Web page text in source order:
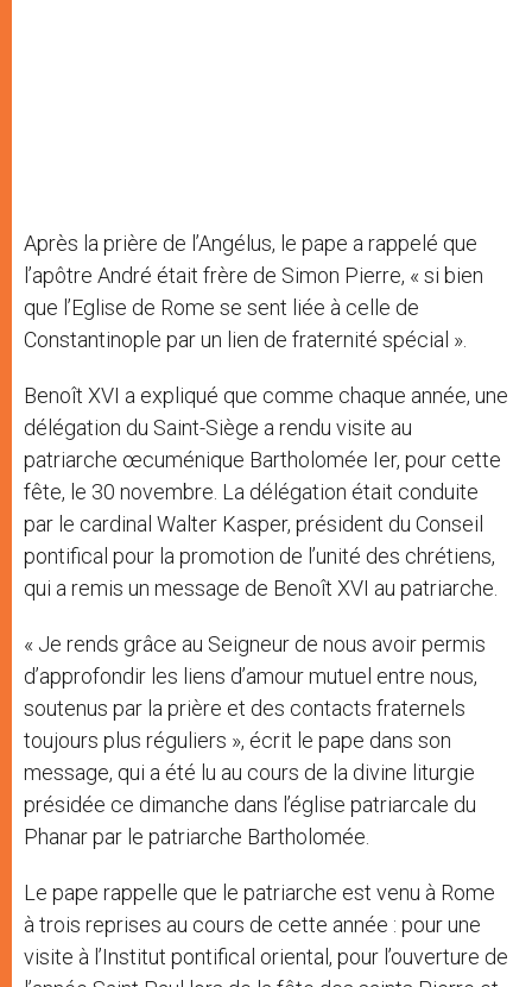
Après la prière de l’Angélus, le pape a rappelé que
l’apôtre André était frère de Simon Pierre, « si bien
que l’Eglise de Rome se sent liée à celle de
Constantinople par un lien de fraternité spécial ».
Benoît XVI a expliqué que comme chaque année, une
délégation du Saint-Siège a rendu visite au
patriarche œcuménique Bartholomée Ier, pour cette
fête, le 30 novembre. La délégation était conduite
par le cardinal Walter Kasper, président du Conseil
pontifical pour la promotion de l’unité des chrétiens,
qui a remis un message de Benoît XVI au patriarche.
« Je rends grâce au Seigneur de nous avoir permis
d’approfondir les liens d’amour mutuel entre nous,
soutenus par la prière et des contacts fraternels
toujours plus réguliers », écrit le pape dans son
message, qui a été lu au cours de la divine liturgie
présidée ce dimanche dans l’église patriarcale du
Phanar par le patriarche Bartholomée.
Le pape rappelle que le patriarche est venu à Rome
à trois reprises au cours de cette année : pour une
visite à l’Institut pontifical oriental, pour l’ouverture de